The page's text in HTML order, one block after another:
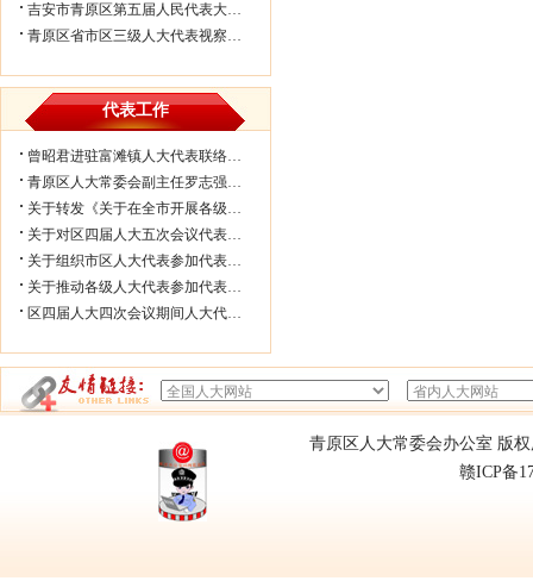
吉安市青原区第五届人民代表大会第七...
青原区省市区三级人大代表视察民生实...
代表工作
曾昭君进驻富滩镇人大代表联络工作站...
青原区人大常委会副主任罗志强带队赴...
关于转发《关于在全市开展各级人大代...
关于对区四届人大五次会议代表所提部...
关于组织市区人大代表参加代表联络工...
关于推动各级人大代表参加代表联络工...
区四届人大四次会议期间人大代表审议...
青原区人大常委会办公室 版
赣ICP备